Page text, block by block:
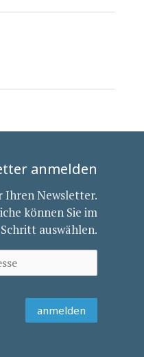
anmelden
Ihren Newsletter.
können Sie im
auswählen.